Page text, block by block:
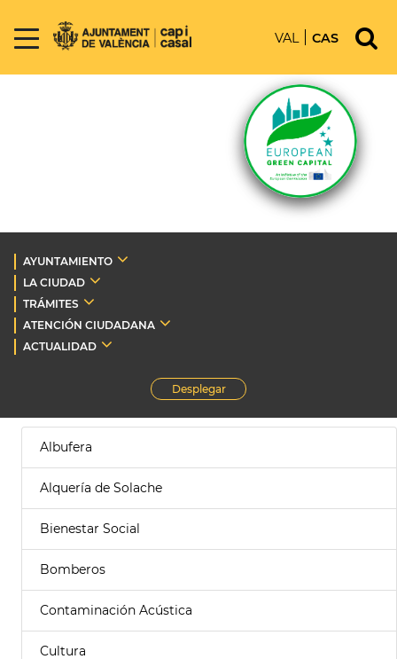
VAL CAS
AYUNTAMIENTO
LA CIUDAD
TRÁMITES
ATENCIÓN CIUDADANA
ACTUALIDAD
Desplegar
Albufera
Alquería de Solache
Bienestar Social
Bomberos
Contaminación Acústica
Cultura